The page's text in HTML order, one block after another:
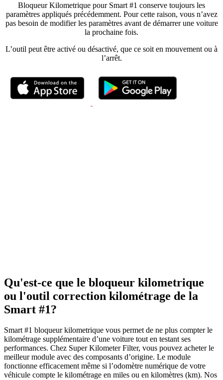
Bloqueur Kilometrique pour Smart #1 conserve toujours les
paramètres appliqués précédemment. Pour cette raison, vous n’avez
pas besoin de modifier les paramètres avant de démarrer une voiture
la prochaine fois.
L’outil peut être activé ou désactivé, que ce soit en mouvement ou à
l’arrêt.
Qu'est-ce que le bloqueur kilometrique
ou l'outil correction kilométrage de la
Smart #1?
Smart #1 bloqueur kilometrique vous permet de ne plus compter le
kilométrage supplémentaire d’une voiture tout en testant ses
performances. Chez Super Kilometer Filter, vous pouvez acheter le
meilleur module avec des composants d’origine. Le module
fonctionne efficacement même si l’odomètre numérique de votre
véhicule compte le kilométrage en miles ou en kilomètres (km). Nos